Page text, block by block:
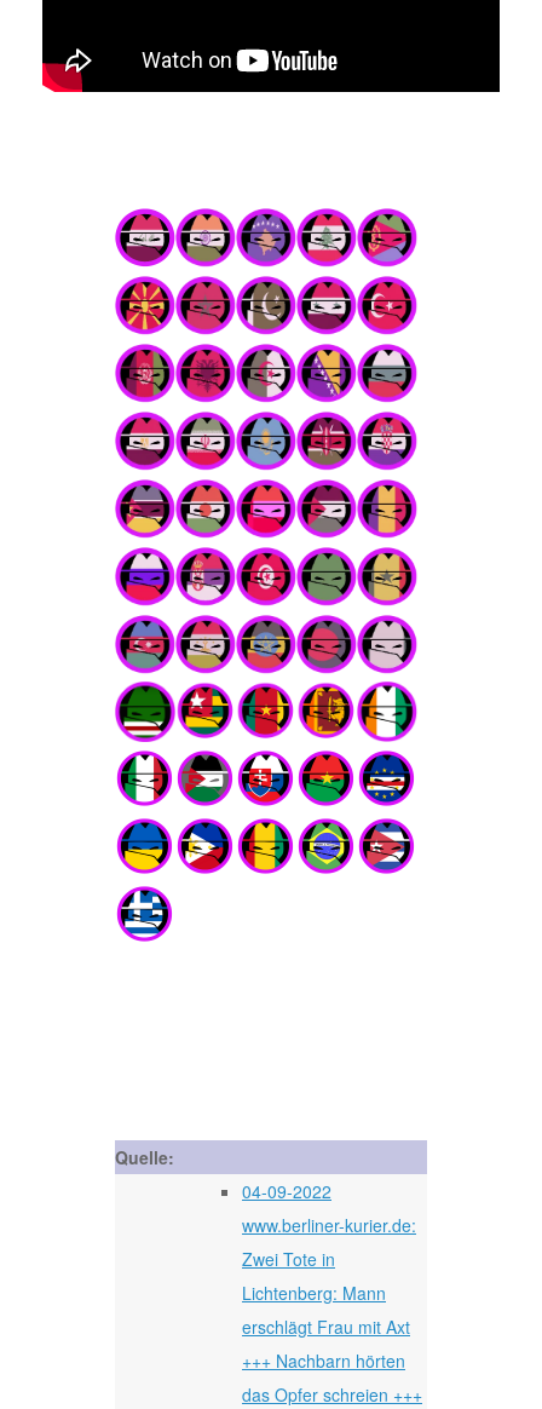
Quelle:
04-09-2022
www.berliner-kurier.de:
Zwei Tote in
Lichtenberg: Mann
erschlägt Frau mit Axt
+++ Nachbarn hörten
das Opfer schreien +++